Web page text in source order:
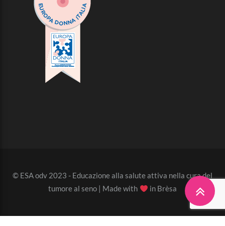
© ESA odv 2023 - Educazione alla salute attiva nella cura del
tumore al seno | Made with
in Brèsa